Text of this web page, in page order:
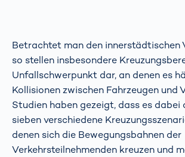
Betrachtet man den innerstädtischen
so stellen insbesondere
Unfallschwerpunkt dar, an denen es
Kollisionen zwischen Fahrzeugen und
Studien haben gezeigt, dass es
sieben verschiedene
denen sich die Bewegungsbahnen der
Verkehrsteilnehmenden kreuzen und